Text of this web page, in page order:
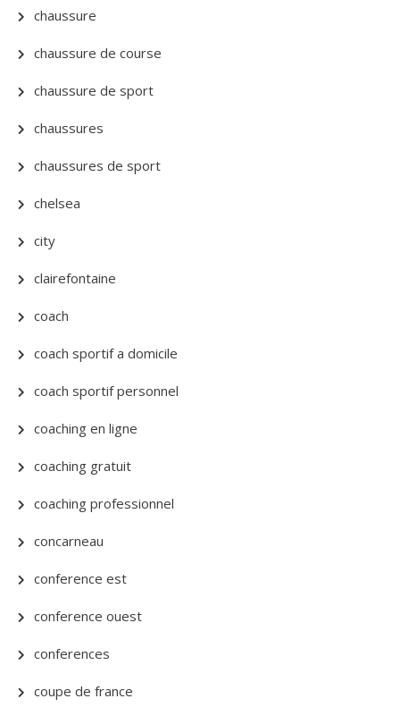
chaussure
chaussure de course
chaussure de sport
chaussures
chaussures de sport
chelsea
city
clairefontaine
coach
coach sportif a domicile
coach sportif personnel
coaching en ligne
coaching gratuit
coaching professionnel
concarneau
conference est
conference ouest
conferences
coupe de france